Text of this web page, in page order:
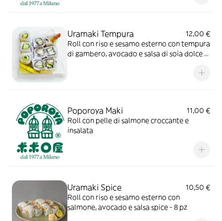
Uramaki Tempura
12,00 €
Roll con riso e sesamo esterno con tempura
di gambero, avocado e salsa di soia dolce -
Poporoya Maki
11,00 €
Roll con pelle di salmone croccante e
insalata
Uramaki Spice
10,50 €
Roll con riso e sesamo esterno con
salmone, avocado e salsa spice - 8 pz